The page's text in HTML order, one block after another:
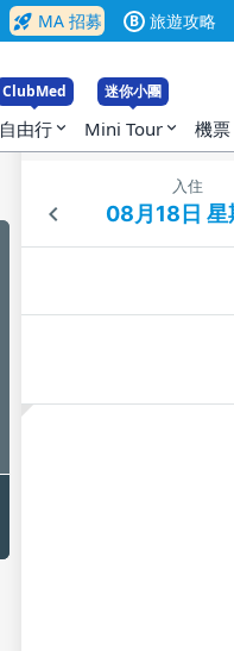
rocket_launch MA 招募 B 旅遊攻略
ClubMed
自由行 expand_more
迷你小團
Mini Tour expand_more 機票
入住